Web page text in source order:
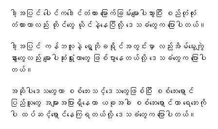
ဒါ့အပြင် ပေါင်ကဒေါင်တံတား မြောက်ခြမ်းမျောပါသွားပြီး စည်တုံလုံး
တံတားဟာလည်း တိုင်တွေ ယိုင်နဲ့နေပြီလို့ ဒေသခံတွေက ပြောပါတယ်။
ဒါ့အပြင် ကန်ဘလူနဲ့ ရွှေဘိုခရိုင်အတွင်းမှာ လည်းအိမ်မွေးကျွဲ
နွားတွေလည်း မျောပါဆုံးရှုံးတာတွေ ဖြစ်ပွားနေတယ်လို့ ဒေသခံတွေက ပြောပါ
တယ်။
အဆိုပါဒေသတွေဟာ စစ်ဘေးသင့်ဒေသတွေဖြစ်ပြီး စစ်ဘေးရှောင်
ပြည်သူတွေ အများအပြားရှိနေကာ ယခုအခါ စစ်ဘေးရှောင်ဟာ ရေဘေးကို
ပါ ထပ်ဆင့်ရှောင်နေကြရတယ်လို့ ဒေသခံတွေက ပြောပါတယ်။